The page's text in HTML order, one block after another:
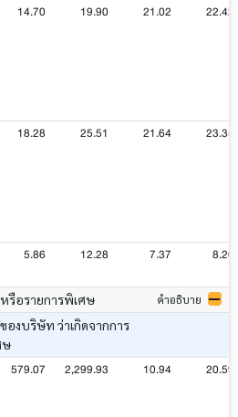
14.70 19.90 21.02 22.42
18.28 25.51 21.64 23.35
5.86 12.28 7.37 8.26
หรือรายการพิเศษ คำอธิบาย
งบริษัท ว่าเกิดจากการ
ษ
579.07 2,299.93 10.94 20.59